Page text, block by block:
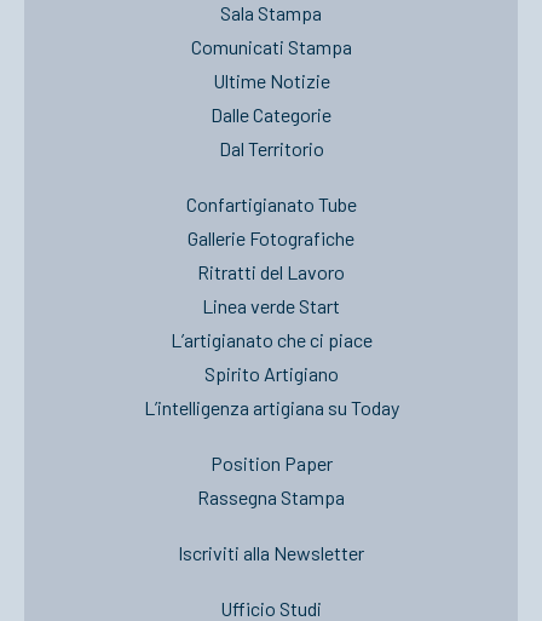
Sala Stampa
Comunicati Stampa
Ultime Notizie
Dalle Categorie
Dal Territorio
Confartigianato Tube
Gallerie Fotografiche
Ritratti del Lavoro
Linea verde Start
L’artigianato che ci piace
Spirito Artigiano
L’intelligenza artigiana su Today
Position Paper
Rassegna Stampa
Iscriviti alla Newsletter
Ufficio Studi